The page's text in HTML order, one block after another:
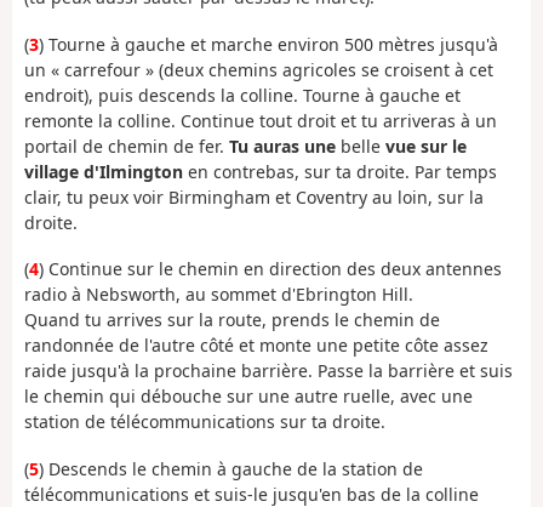
(3) Tourne à gauche et marche environ 500 mètres jusqu'à
un « carrefour » (deux chemins agricoles se croisent à cet
endroit), puis descends la colline. Tourne à gauche et
remonte la colline. Continue tout droit et tu arriveras à un
portail de chemin de fer. Tu auras une belle vue sur le
village d'Ilmington en contrebas, sur ta droite. Par temps
clair, tu peux voir Birmingham et Coventry au loin, sur la
droite.
(4) Continue sur le chemin en direction des deux antennes
radio à Nebsworth, au sommet d'Ebrington Hill.
Quand tu arrives sur la route, prends le chemin de
randonnée de l'autre côté et monte une petite côte assez
raide jusqu'à la prochaine barrière. Passe la barrière et suis
le chemin qui débouche sur une autre ruelle, avec une
station de télécommunications sur ta droite.
(5) Descends le chemin à gauche de la station de
télécommunications et suis-le jusqu'en bas de la colline